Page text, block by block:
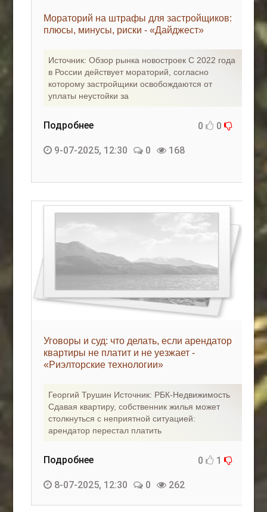
Мораторий на штрафы для застройщиков:
плюсы, минусы, риски - «Дайджест»
Источник: Обзор рынка новостроек С 2022 года
в России действует мораторий, согласно
которому застройщики освобождаются от
уплаты неустойки за
Подробнее 0 0
9-07-2025, 12:30 0 168
Уговоры и суд: что делать, если арендатор
квартиры не платит и не уезжает -
«Риэлторские технологии»
Георгий Трушин Источник: РБК-Недвижимость
Сдавая квартиру, собственник жилья может
столкнуться с неприятной ситуацией:
арендатор перестал платить
Подробнее 0 1
8-07-2025, 12:30 0 262